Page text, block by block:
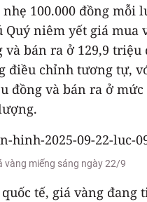
100.000 đồng mỗi
Quý niêm yết giá mua
và bán ra ở 129,9 triệu
điều chỉnh tương tự,
đồng và bán ra ở mức
vàng miếng sáng ngày 22/9
tế, giá vàng đang